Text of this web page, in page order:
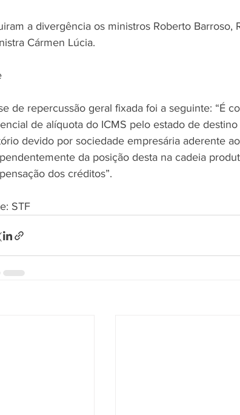
a divergência os ministros Roberto Barroso,
Cármen Lúcia.
de repercussão geral fixada foi a seguinte: “É
de alíquota do ICMS pelo estado de
devido por sociedade empresária aderente
da posição desta na cadeia
dos créditos”.
STF